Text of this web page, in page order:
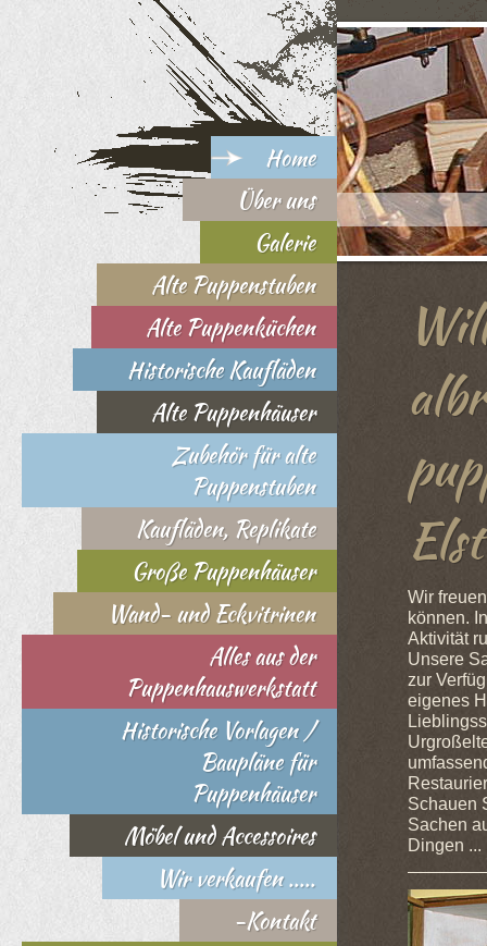
Home
Über uns
Galerie
Alte Puppenstuben
Alte Puppenküchen
Historische Kaufläden
Alte Puppenhäuser
Zubehör für alte
Puppenstuben
Kaufläden, Replikate
Große Puppenhäuser
Wand- und Eckvitrinen
Alles aus der
Puppenhauswerkstatt
Historische Vorlagen /
Baupläne für
Puppenhäuser
Möbel und Accessoires
Wir verkaufen .....
-Kontakt
Wir
können.
Aktivität
Unsere
zur
eigenes
Schauen
Sachen